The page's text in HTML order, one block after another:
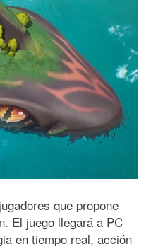
que propone
El juego llegará a PC
en tiempo real, acción